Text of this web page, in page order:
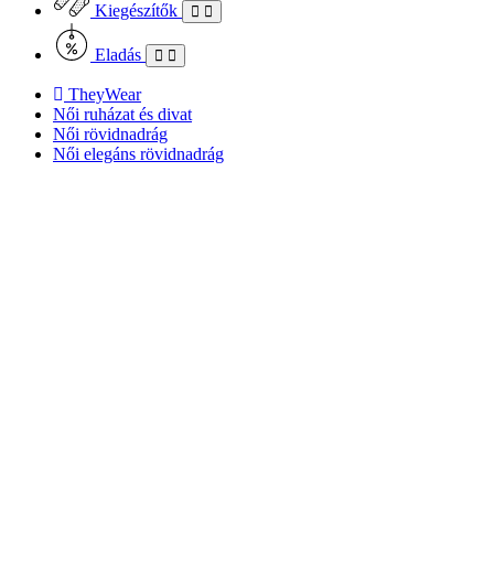
Kiegészítők
Eladás
TheyWear
Női ruházat és divat
Női rövidnadrág
Női elegáns rövidnadrág